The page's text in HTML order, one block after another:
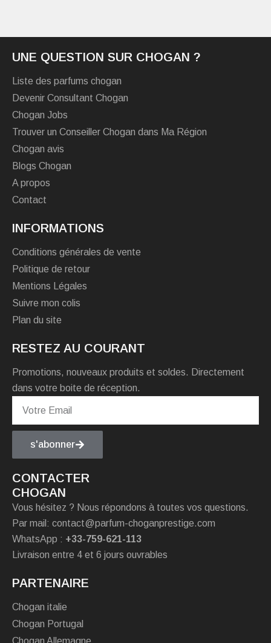
UNE QUESTION SUR CHOGAN ?
Liste des parfums chogan
Devenir Consultant Chogan
Chogan Jobs
Trouver un Conseiller Chogan dans Ma Région
Chogan avis
Blogs Chogan
A propos
Contact
INFORMATIONS
Conditions générales de vente
Politique de retour
Mentions Légales
Suivre mon colis
Plan du site
RESTEZ AU COURANT
Promotions, nouveaux produits et soldes. Directement
dans votre boite de réception.
s'abonner
CONTACTER
CHOGAN
Vous hésitez ? Nous répondons à toutes vos questions.
Par mail: contact@parfum-choganprestige.com
WhatsApp : +33-759-621-113
Livraison entre 4 et 6 jours ouvrables
PARTENAIRE
Chogan italie
Chogan Portugal
Chogan Allemagne